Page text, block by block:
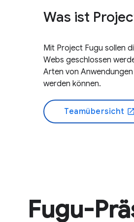
Was ist
Mit Project Fugu sollen
Webs geschlossen
Arten von
werden können.
Teamübersicht open_in_new
Fugu-